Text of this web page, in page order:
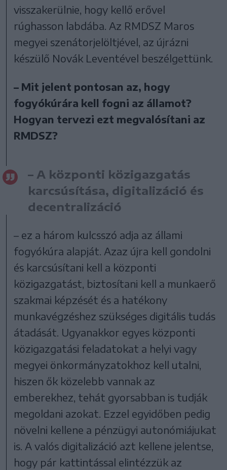
visszakerülnie, hogy kellő erővel
rúghasson labdába. Az RMDSZ Maros
megyei szenátorjelöltjével, az újrázni
készülő Novák Leventével beszélgettünk.
– Mit jelent pontosan az, hogy
fogyókúrára kell fogni az államot?
Hogyan tervezi ezt megvalósítani az
RMDSZ?
– A központi közigazgatás
karcsúsítása, digitalizáció és
decentralizáció
– ez a három kulcsszó adja az állami
fogyókúra alapját. Azaz újra kell gondolni
és karcsúsítani kell a központi
közigazgatást, biztosítani kell a munkaerő
szakmai képzését és a hatékony
munkavégzéshez szükséges digitális tudás
átadását. Ugyanakkor egyes központi
közigazgatási feladatokat a helyi vagy
megyei önkormányzatokhoz kell utalni,
hiszen ők közelebb vannak az
emberekhez, tehát gyorsabban is tudják
megoldani azokat. Ezzel egyidőben pedig
növelni kellene a pénzügyi autonómiájukat
is. A valós digitalizáció azt kellene jelentse,
hogy pár kattintással elintézzük az